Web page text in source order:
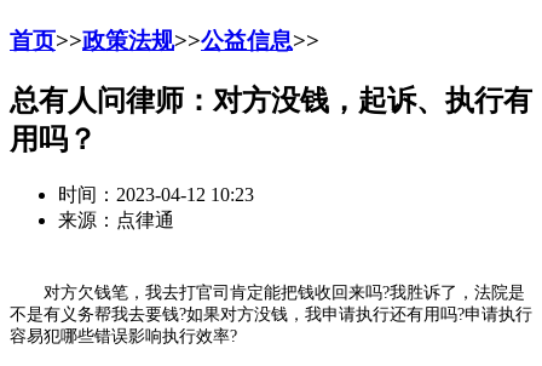
首页>>政策法规>>公益信息>>
总有人问律师：对方没钱，起诉、执行有
用吗？
时间：2023-04-12 10:23
来源：点律通
对方欠钱笔，我去打官司肯定能把钱收回来吗?我胜诉了，法院是
不是有义务帮我去要钱?如果对方没钱，我申请执行还有用吗?申请执行
容易犯哪些错误影响执行效率?